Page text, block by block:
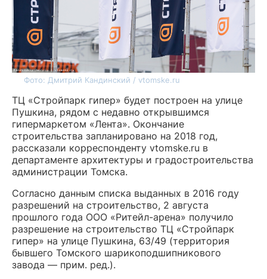
Фото: Дмитрий Кандинский / vtomske.ru
ТЦ «Стройпарк гипер» будет построен на улице
Пушкина, рядом с недавно открывшимся
гипермаркетом «Лента». Окончание
строительства запланировано на 2018 год,
рассказали корреспонденту vtomske.ru в
департаменте архитектуры и градостроительства
администрации Томска.
Согласно данным списка выданных в 2016 году
разрешений на строительство, 2 августа
прошлого года ООО «Ритейл-арена» получило
разрешение на строительство ТЦ «Стройпарк
гипер» на улице Пушкина, 63/49 (территория
бывшего Томского шарикоподшипникового
завода — прим. ред.).